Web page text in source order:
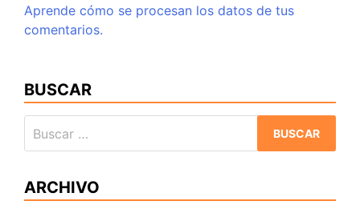
Aprende cómo se procesan los datos de tus
comentarios.
BUSCAR
ARCHIVO